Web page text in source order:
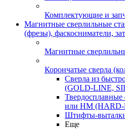
Комплектующие и
Магнитные сверлильные
(фрезы), фаскосниматели,
Магнитные
Корончатые сверла
Сверла из
(GOLD-LINE,
или HM
Штифты-
Еще